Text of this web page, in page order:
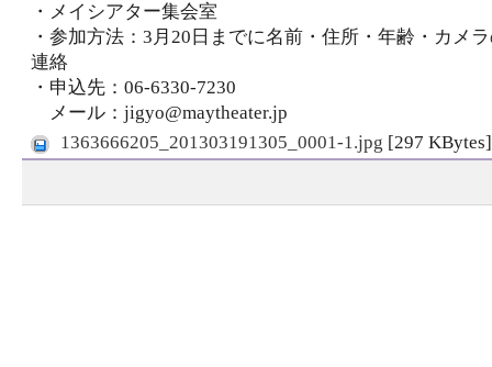
・メイシアター集会室
・参加方法：3月20日までに名前・住所・年齢・カメ
連絡
・申込先：06-6330-7230
メール：jigyo@maytheater.jp
1363666205_201303191305_0001-1.jpg [297